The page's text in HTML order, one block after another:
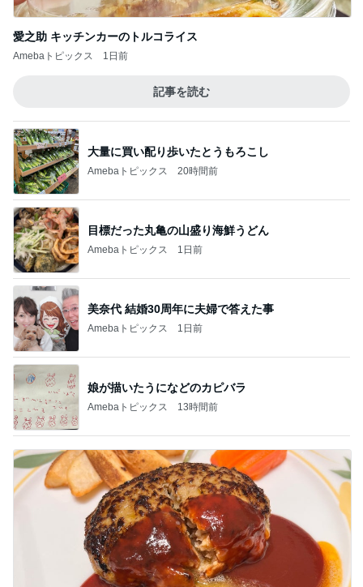
愛之助 キッチンカーのトルコライス
Amebaトピックス 1日前
記事を読む
大量に買い配り歩いたとうもろこし
Amebaトピックス 20時間前
目標だった丸亀の山盛り海鮮うどん
Amebaトピックス 1日前
美奈代 結婚30周年に夫婦で答えた事
Amebaトピックス 1日前
娘が描いたうになどのカピバラ
Amebaトピックス 13時間前